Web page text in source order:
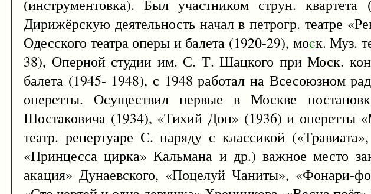
(инструментовка). Был участником струн.
Дирижёрскую деятельность начал в петрогр. театре
Одесского театра оперы и балета (1920-29), моcк. Муз.
38), Оперной студии им. С. Т. Шацкого при Моск.
балета (1945- 1948), с 1948 работал на Всесоюзном
оперетты. Осуществил первые в Москве
Шостаковича (1934), «Тихий Дон» (1936) и оперетты
театр. репертуаре С. наряду с классикой
«Принцесса цирка» Кальмана и др.) важное место
акация» Дунаевского, «Поцелуй Чаниты», «Фонари-